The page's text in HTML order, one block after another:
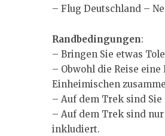
– Flug Deutschland –
Randbedingungen:
– Bringen Sie etwas
– Obwohl die Reise
Einheimischen
– Auf dem Trek sind
– Auf dem Trek sind
inkludiert.